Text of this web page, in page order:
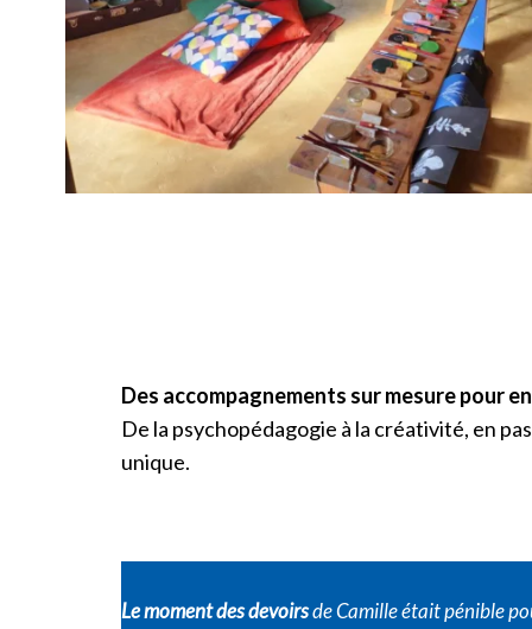
Des accompagnements sur mesure pour
De la psychopédagogie à la créativité, en
unique.
Le moment des devoirsde Camille était pénible